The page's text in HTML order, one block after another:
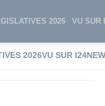
2026 VU SUR
2026VU SUR